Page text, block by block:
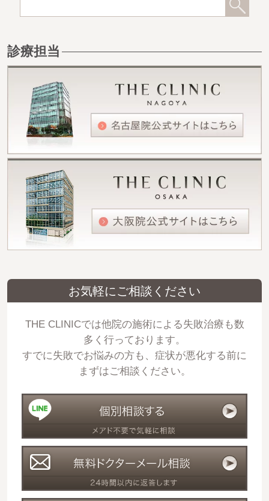
診療担当
お気軽にご相談ください
THE CLINICでは他院の施術による失敗治療も数
多く行っております。
すでに失敗でお悩みの方も、症状が悪化する前に
まずはご相談ください。